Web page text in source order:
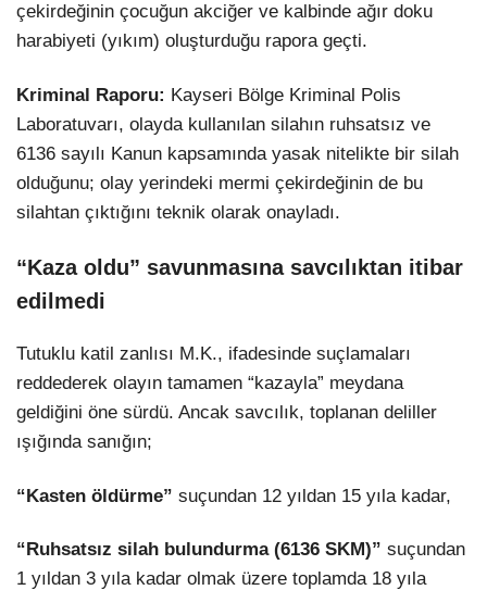
çekirdeğinin çocuğun akciğer ve kalbinde ağır doku
harabiyeti (yıkım) oluşturduğu rapora geçti.
Kriminal Raporu: Kayseri Bölge Kriminal Polis
Laboratuvarı, olayda kullanılan silahın ruhsatsız ve
6136 sayılı Kanun kapsamında yasak nitelikte bir silah
olduğunu; olay yerindeki mermi çekirdeğinin de bu
silahtan çıktığını teknik olarak onayladı.
“Kaza oldu” savunmasına savcılıktan itibar
edilmedi
Tutuklu katil zanlısı M.K., ifadesinde suçlamaları
reddederek olayın tamamen “kazayla” meydana
geldiğini öne sürdü. Ancak savcılık, toplanan deliller
ışığında sanığın;
“Kasten öldürme” suçundan 12 yıldan 15 yıla kadar,
“Ruhsatsız silah bulundurma (6136 SKM)” suçundan
1 yıldan 3 yıla kadar olmak üzere toplamda 18 yıla